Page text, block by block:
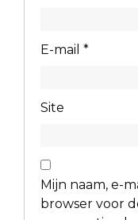
E-mail *
Site
Mijn naam, e-
browser voor